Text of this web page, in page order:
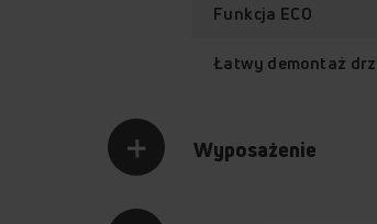
Funkcja ECO
Łatwy demontaż
Wyposażenie